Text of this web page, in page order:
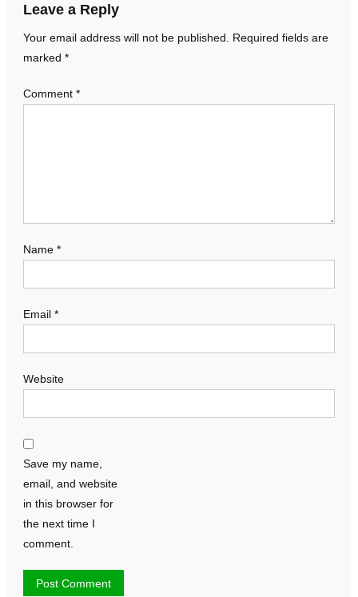
Leave a Reply
Your email address will not be published.
Required fields are
marked *
Comment *
Name *
Email *
Website
Save my name,
email, and website
in this browser for
the next time I
comment.